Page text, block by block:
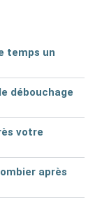
temps un
débouchage
votre
après